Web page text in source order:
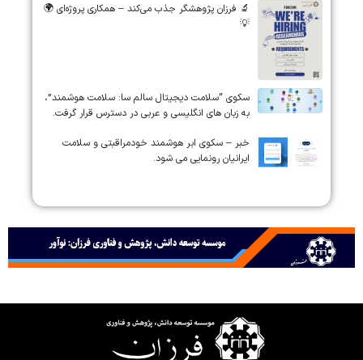
🔬 فرزان پژوهشگر جذب می‌کند – همکاری پروژه‌ای 🌍
💡
سکوی “سلامت دیجیتال سالم سا: سلامت هوشمند”،
به زبان های انگلیسی و عربی در دسترس قرار گرفت.
خبر – سکوی ابر هوشمند خودمراقبتی و سلامت
ایرانیان رونمایی می شود.